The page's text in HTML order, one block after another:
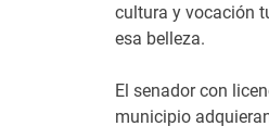
cultura y vocación
esa belleza.
El senador con
municipio